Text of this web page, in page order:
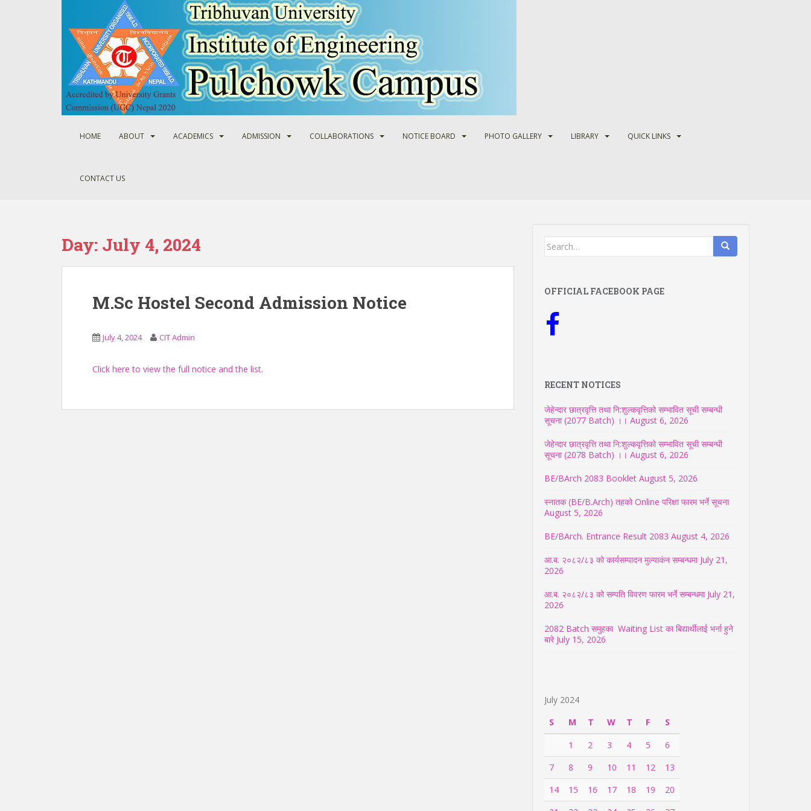
HOME ABOUT ACADEMICS ADMISSION COLLABORATIONS NOTICE BOARD PHOTO GALLERY LIBRARY QUICK LINKS
CONTACT US
Day: July 4, 2024
M.Sc Hostel Second Admission Notice
July 4, 2024 CIT Admin
Click here to view the full notice and the list.
Search
OFFICIAL FACEBOOK PAGE
RECENT NOTICES
जेहेन्दार छात्रवृत्ति तथा नि:शुल्कवृत्तिको सम्भावित सूची सम्बन्धी
सूचना (2077 Batch) ।। August 6, 2026
जेहेन्दार छात्रवृत्ति तथा नि:शुल्कवृत्तिको सम्भावित सूची सम्बन्धी
सूचना (2078 Batch) ।। August 6, 2026
BE/BArch 2083 Booklet August 5, 2026
स्नातक (BE/B.Arch) तहको Online परिक्षा फारम भर्ने सूचना
August 5, 2026
BE/BArch. Entrance Result 2083 August 4, 2026
आ.ब. २०८२/८३ को कार्यसम्पादन मुल्याकंन सम्बन्धमा July 21,
2026
आ.ब. २०८२/८३ को सम्पति विवरण फारम भर्ने सम्बन्धमा July 21,
2026
2082 Batch समुहका Waiting List का बिद्यार्थीलाई भर्ना हुने
बारे July 15, 2026
July 2024
S
M T W T F
S
1
2 3 4 5
6
7
8 9 10 11 12
13
14
15 16 17 18 19
20